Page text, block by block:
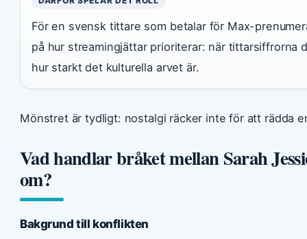
För en svensk tittare som betalar för Max-
på hur streamingjättar prioriterar: när tittarsiffrorna
hur starkt det kulturella arvet är.
Mönstret är tydligt: nostalgi räcker inte för att rädda
Vad handlar bråket mellan Sarah
om?
Bakgrund till konflikten